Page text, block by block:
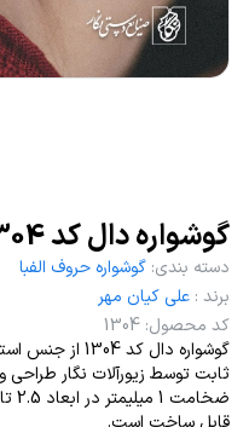
گوشواره دال کد 1304
دسته بندی: گوشواره حروف الفبا
برند : علی کیان مهر
کد محصول:
1304
گوشواره دال
ثابت توسط زیورآلات نگار